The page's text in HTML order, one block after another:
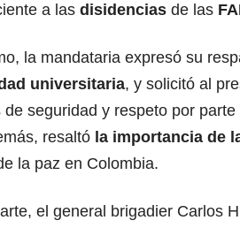
a las disidencias de las
la mandataria expresó su
universitaria, y solicitó al
de seguridad y respeto por
resaltó la importancia de
la paz en Colombia.
el general brigadier Carlos